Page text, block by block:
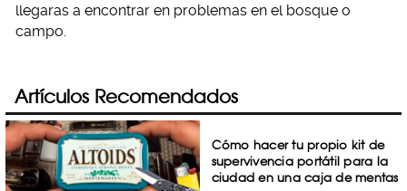
llegaras a encontrar en problemas en el bosque o
campo.
Artículos Recomendados
Cómo hacer tu propio kit de
supervivencia portátil para la
ciudad en una caja de mentas